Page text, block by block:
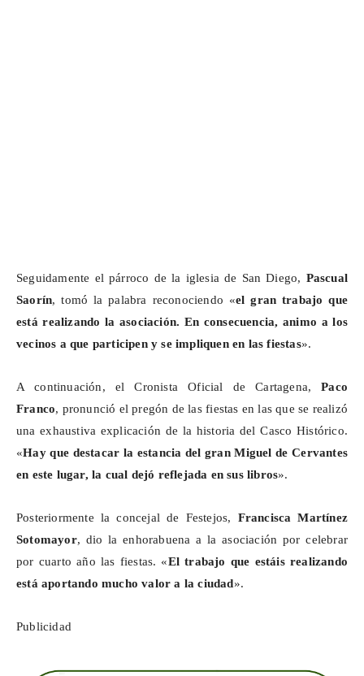
Seguidamente el párroco de la iglesia de San Diego, Pascual
Saorín, tomó la palabra reconociendo «el gran trabajo que
está realizando la asociación. En consecuencia, animo a los
vecinos a que participen y se impliquen en las fiestas».
A continuación, el Cronista Oficial de Cartagena,Paco
Franco, pronunció el pregón de las fiestas en las que se realizó
una exhaustiva explicación de la historia del Casco Histórico.
«Hay que destacar la estancia del gran Miguel de Cervantes
en este lugar, la cual dejó reflejada en sus libros».
Posteriormente la concejal de Festejos, Francisca Martínez
Sotomayor, dio la enhorabuena a la asociación por celebrar
por cuarto año las fiestas. «El trabajo que estáis realizando
está aportando mucho valor a la ciudad».
Publicidad